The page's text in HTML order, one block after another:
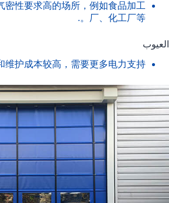
密性要求高的场所，例如食品加工
厂、化工厂等。.
العيوب
维护成本较高，需要更多电力支持。.